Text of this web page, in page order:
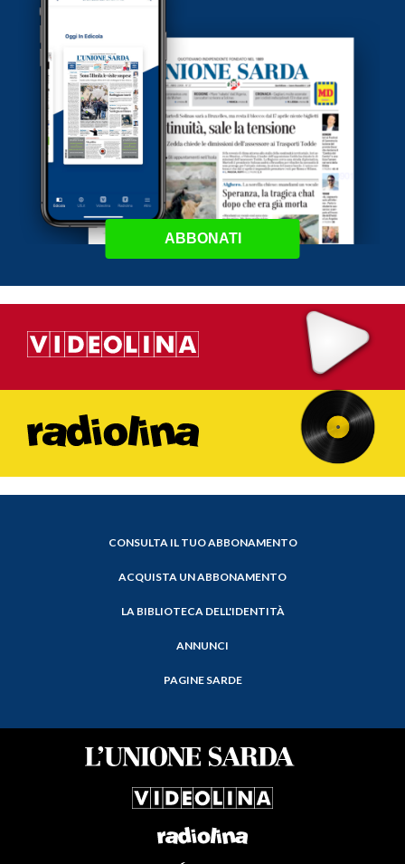
ABBONATI
CONSULTA IL TUO ABBONAMENTO
ACQUISTA UN ABBONAMENTO
LA BIBLIOTECA DELL'IDENTITÀ
ANNUNCI
PAGINE SARDE